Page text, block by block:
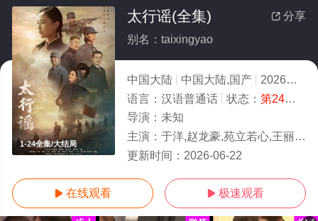
1-24全集/大结局
 分享
太行谣(全集)
别名：taixingyao
中国大陆 中国大陆,国产 2026
7.0
语言： 汉语普通话 状态： 第24集已完结
导演： 未知
主演： 于洋,赵龙豪,苑立若心,王丽云,郭秋成,张哲人,魏大鸣,缪婷茹,张永健,艾东,文静,曾肖龙,赵波,陆怡璇,何达
更新时间： 2026-06-22
 在线观看  极速观看